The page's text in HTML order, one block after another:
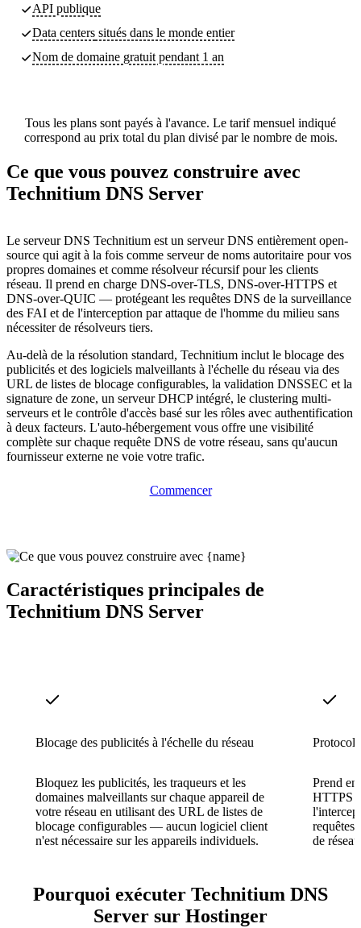
API publique
Data centers situés dans le monde entier
Nom de domaine gratuit pendant 1 an
Tous les plans sont payés à l'avance. Le tarif mensuel indiqué
correspond au prix total du plan divisé par le nombre de mois.
Ce que vous pouvez construire avec
Technitium DNS Server
Le serveur DNS Technitium est un serveur DNS entièrement open-
source qui agit à la fois comme serveur de noms autoritaire pour vos
propres domaines et comme résolveur récursif pour les clients
réseau. Il prend en charge DNS-over-TLS, DNS-over-HTTPS et
DNS-over-QUIC — protégeant les requêtes DNS de la surveillance
des FAI et de l'interception par attaque de l'homme du milieu sans
nécessiter de résolveurs tiers.
Au-delà de la résolution standard, Technitium inclut le blocage des
publicités et des logiciels malveillants à l'échelle du réseau via des
URL de listes de blocage configurables, la validation DNSSEC et la
signature de zone, un serveur DHCP intégré, le clustering multi-
serveurs et le contrôle d'accès basé sur les rôles avec authentification
à deux facteurs. L'auto-hébergement vous offre une visibilité
complète sur chaque requête DNS de votre réseau, sans qu'aucun
fournisseur externe ne voie votre trafic.
Commencer
Caractéristiques principales de
Technitium DNS Server
Blocage des publicités à l'échelle du réseau
Bloquez les publicités, les traqueurs et les
domaines malveillants sur chaque appareil de
votre réseau en utilisant des URL de listes de
blocage configurables — aucun logiciel client
n'est nécessaire sur les appareils individuels.
Prend
HTTPS
requêtes
de
Pourquoi exécuter Technitium DNS
Server sur Hostinger